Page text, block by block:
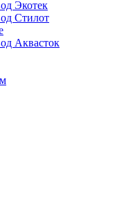
Экотек
Стилот
Аквасток